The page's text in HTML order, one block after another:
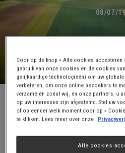
08/07/
LEES HET
Bescherming van de
Wij vinden het belangrijk om
ooit nodig om deze bron op een
Door op de knop « Alle cookies accepteren
gebruik van onze cookies en de cookies
gelijkaardige technologieën) om uw
verbeteren, om onze online bezoekers te
verzamelen zodat wij, en onze partners, u
op uw interesses zijn afgestemd. Stel uw
of op eender welk moment door op «
te klikken. Lees meer over onze
Alle cookies